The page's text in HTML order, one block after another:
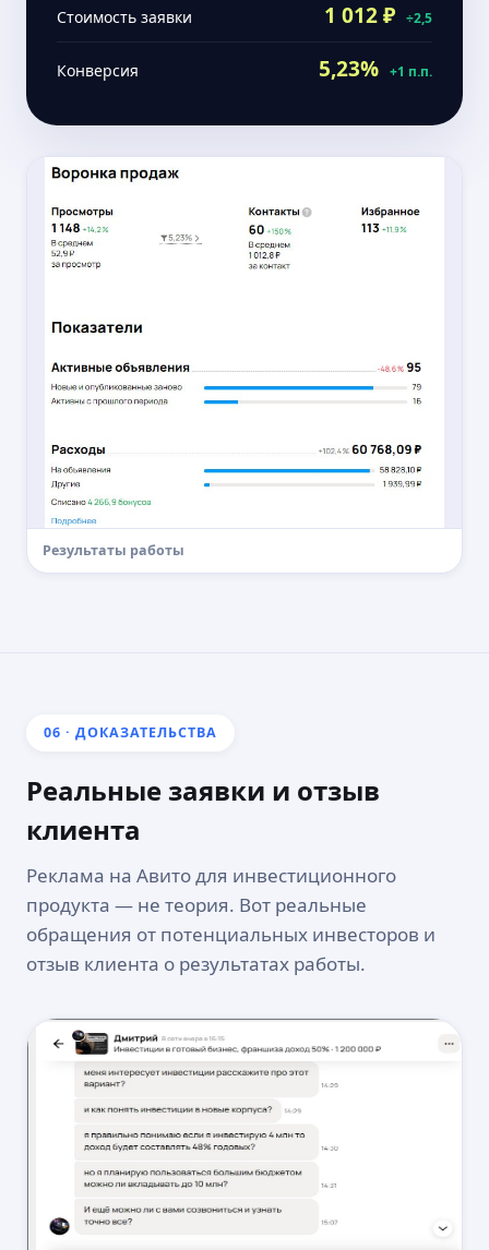
Стоимость заявки 1 012 ₽ ÷2,5
Конверсия 5,23% +1 п.п.
Результаты работы
06 · ДОКАЗАТЕЛЬСТВА
Реальные заявки и отзыв
клиента
Реклама на Авито для инвестиционного
продукта — не теория. Вот реальные
обращения от потенциальных инвесторов и
отзыв клиента о результатах работы.